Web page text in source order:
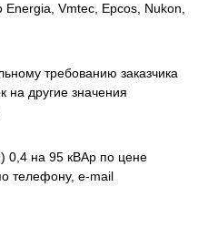
Vmtec, Epcos, Nukon,
требованию заказчика
на другие значения
0,4 на 95 кВАр по цене
телефону, e-mail